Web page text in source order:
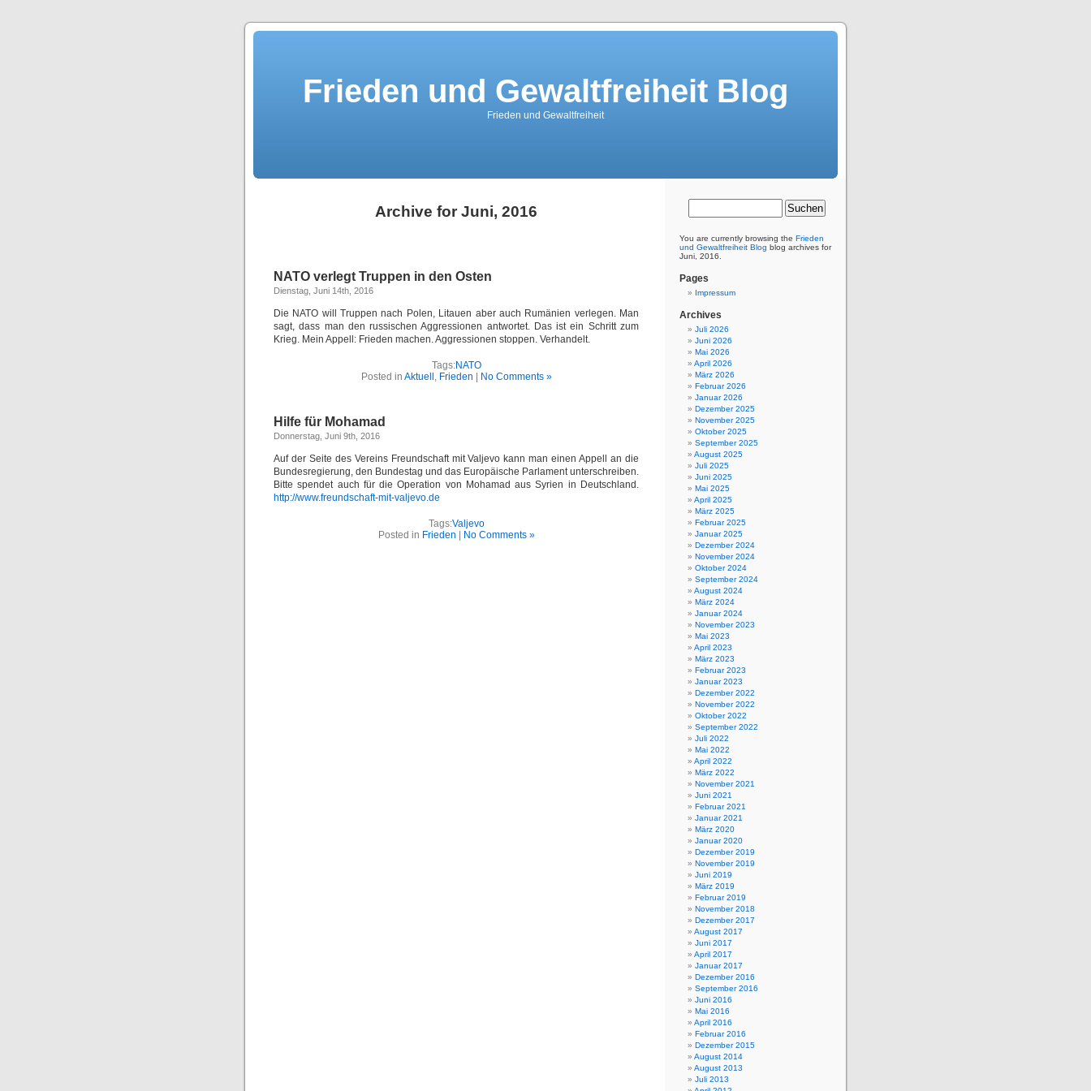
Frieden und Gewaltfreiheit Blog
Frieden und Gewaltfreiheit
Archive for Juni, 2016
NATO verlegt Truppen in den Osten
Dienstag, Juni 14th, 2016
Die NATO will Truppen nach Polen, Litauen aber auch Rumänien verlegen. Man
sagt, dass man den russischen Aggressionen antwortet. Das ist ein Schritt zum
Krieg. Mein Appell: Frieden machen. Aggressionen stoppen. Verhandelt.
Tags:NATO
Posted in Aktuell , Frieden No Comments »
Hilfe für Mohamad
Donnerstag, Juni 9th, 2016
Auf der Seite des Vereins Freundschaft mit Valjevo kann man einen Appell an die
Bundesregierung, den Bundestag und das Europäische Parlament unterschreiben.
Bitte spendet auch für die Operation von Mohamad aus Syrien in Deutschland.
http://www.freundschaft-mit-valjevo.de
Tags:Valjevo
Posted in Frieden No Comments »
You are currently browsing the Frieden
und Gewaltfreiheit Blog blog archives for
Juni, 2016.
Pages
Impressum
Archives
Juli 2026
Juni 2026
Mai 2026
April 2026
März 2026
Februar 2026
Januar 2026
Dezember 2025
November 2025
Oktober 2025
September 2025
August 2025
Juli 2025
Juni 2025
Mai 2025
April 2025
März 2025
Februar 2025
Januar 2025
Dezember 2024
November 2024
Oktober 2024
September 2024
August 2024
März 2024
Januar 2024
November 2023
Mai 2023
April 2023
März 2023
Februar 2023
Januar 2023
Dezember 2022
November 2022
Oktober 2022
September 2022
Juli 2022
Mai 2022
April 2022
März 2022
November 2021
Juni 2021
Februar 2021
Januar 2021
März 2020
Januar 2020
Dezember 2019
November 2019
Juni 2019
März 2019
Februar 2019
November 2018
Dezember 2017
August 2017
Juni 2017
April 2017
Januar 2017
Dezember 2016
September 2016
Juni 2016
Mai 2016
April 2016
Februar 2016
Dezember 2015
August 2014
August 2013
Juli 2013